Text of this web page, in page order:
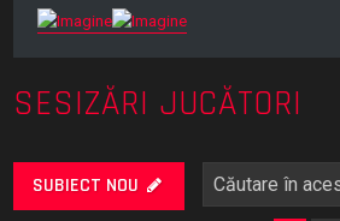
SESIZĂRI JUCĂTORI
SUBIECT NOU